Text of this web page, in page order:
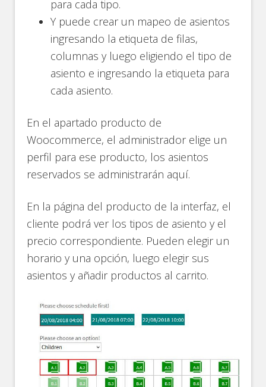
para cada tipo.
Y puede crear un mapeo de asientos
ingresando la etiqueta de filas,
columnas y luego eligiendo el tipo de
asiento e ingresando la etiqueta para
cada asiento.
En el apartado producto de
Woocommerce, el administrador elige un
perfil para ese producto, los asientos
reservados se administrarán aquí.
En la página del producto de la interfaz, el
cliente podrá ver los tipos de asiento y el
precio correspondiente. Pueden elegir un
horario y una opción, luego elegir sus
asientos y añadir productos al carrito.